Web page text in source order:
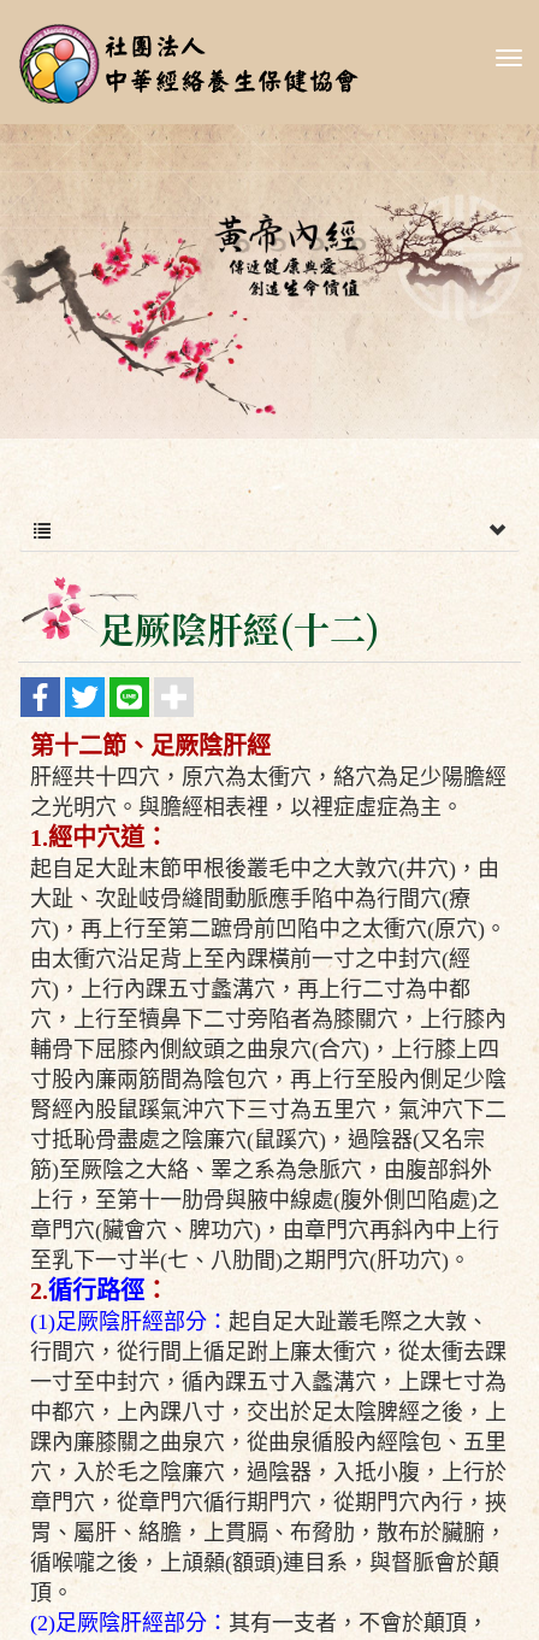
足厥陰肝經(十二)
第十二節、足厥陰肝經
肝經共十四穴，原穴為太衝穴，絡穴為足少陽膽經
之光明穴。與膽經相表裡，以裡症虛症為主。
1.經中穴道：
起自足大趾末節甲根後叢毛中之大敦穴(井穴)，由
大趾、次趾岐骨縫間動脈應手陷中為行間穴(療
穴)，再上行至第二蹠骨前凹陷中之太衝穴(原穴)。
由太衝穴沿足背上至內踝橫前一寸之中封穴(經
穴)，上行內踝五寸蠡溝穴，再上行二寸為中都
穴，上行至犢鼻下二寸旁陷者為膝關穴，上行膝內
輔骨下屈膝內側紋頭之曲泉穴(合穴)，上行膝上四
寸股內廉兩筋間為陰包穴，再上行至股內側足少陰
腎經內股鼠蹊氣沖穴下三寸為五里穴，氣沖穴下二
寸抵恥骨盡處之陰廉穴(鼠蹊穴)，過陰器(又名宗
筋)至厥陰之大絡、睪之系為急脈穴，由腹部斜外
上行，至第十一肋骨與腋中線處(腹外側凹陷處)之
章門穴(臟會穴、脾功穴)，由章門穴再斜內中上行
至乳下一寸半(七、八肋間)之期門穴(肝功穴)。
2.循行路徑 ：
(1)足厥陰肝經部分： 起自足大趾叢毛際之大敦、
行間穴，從行間上循足跗上廉太衝穴，從太衝去踝
一寸至中封穴，循內踝五寸入蠡溝穴，上踝七寸為
中都穴，上內踝八寸，交出於足太陰脾經之後，上
踝內廉膝關之曲泉穴，從曲泉循股內經陰包、五里
穴，入於毛之陰廉穴，過陰器，入抵小腹，上行於
章門穴，從章門穴循行期門穴，從期門穴內行，挾
胃、屬肝、絡膽，上貫膈、布脅肋，散布於臟腑，
循喉嚨之後，上頏顙(額頭)連目系，與督脈會於顛
頂。
(2)足厥陰肝經部分： 其有一支者，不會於顛頂，